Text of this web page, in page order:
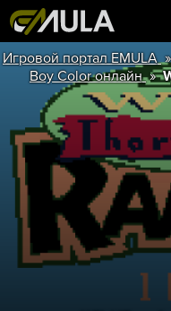
Игровой портал EMULA
Boy Color онлайн »